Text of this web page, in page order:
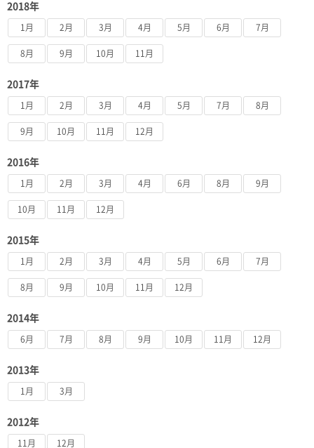
2018年
1月 2月 3月 4月 5月 6月 7月
8月 9月 10月 11月
2017年
1月 2月 3月 4月 5月 7月 8月
9月 10月 11月 12月
2016年
1月 2月 3月 4月 6月 8月 9月
10月 11月 12月
2015年
1月 2月 3月 4月 5月 6月 7月
8月 9月 10月 11月 12月
2014年
6月 7月 8月 9月 10月 11月 12月
2013年
1月 3月
2012年
11月 12月